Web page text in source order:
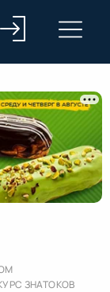
ЗНАТОКОВ